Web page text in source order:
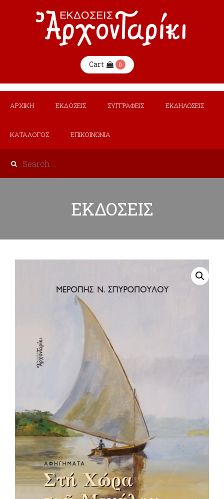
Cart 0
ΑΡΧΙΚΗ ΕΚΔΟΣΕΙΣ ΣΥΓΓΡΑΦΕΙΣ ΕΚΔΗΛΩΣΕΙΣ
ΚΑΤΑΛΟΓΟΣ ΕΠΙΚΟΙΝΩΝΙΑ
ΕΚΔΟΣΕΙΣ